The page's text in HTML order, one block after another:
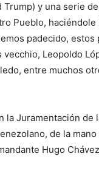
Trump) y una serie
Pueblo,
padecido,
Leopoldo
entre muchos
la Juramentación de
de la
Hugo